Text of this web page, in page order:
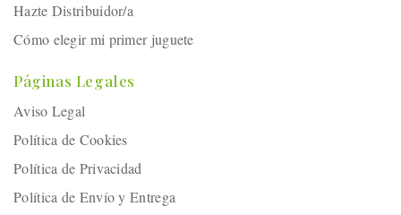
Hazte Distribuidor/a
Cómo elegir mi primer juguete
Páginas Legales
Aviso Legal
Política de Cookies
Política de Privacidad
Política de Envío y Entrega